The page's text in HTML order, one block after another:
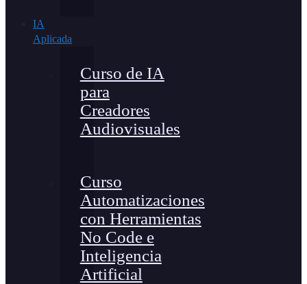
IA
Aplicada
Curso de IA
para
Creadores
Audiovisuales
Curso
Automatizaciones
con Herramientas
No Code e
Inteligencia
Artificial